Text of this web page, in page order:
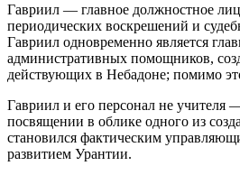
Гавриил — главное должностное
периодических воскрешений и
Гавриил одновременно является
административных помощников,
действующих в Небадоне; помимо
Гавриил и его персонал не учителя
посвящении в облике одного из
становился фактическим
развитием Урантии.